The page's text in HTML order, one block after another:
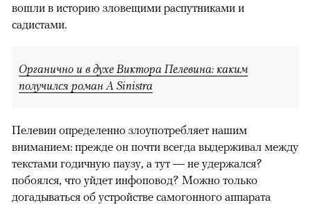
вошли в историю зловещими распутниками и
садистами.
Органично и в духе Виктора Пелевина: каким
получился роман A Sinistra
Пелевин определенно злоупотребляет нашим
вниманием: прежде он почти всегда выдерживал между
текстами годичную паузу, а тут — не удержался?
побоялся, что уйдет инфоповод? Можно только
догадываться об устройстве самогонного аппарата